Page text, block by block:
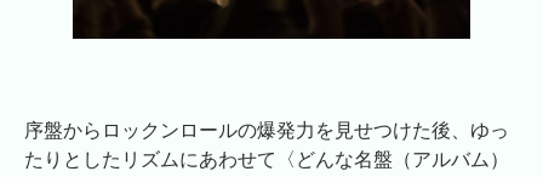
序盤からロックンロールの爆発力を見せつけた後、ゆっ
たりとしたリズムにあわせて〈どんな名盤（アルバム）